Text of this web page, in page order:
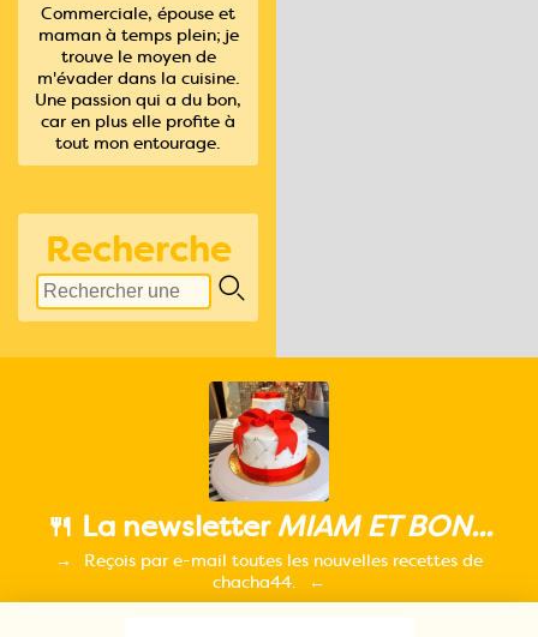
Commerciale, épouse et
maman à temps plein; je
trouve le moyen de
m'évader dans la cuisine.
Une passion qui a du bon,
car en plus elle profite à
tout mon entourage.
Recherche
🍴 La newsletterMIAM ET BON...
Reçois par e-mail toutes les nouvelles recettes de
chacha44.